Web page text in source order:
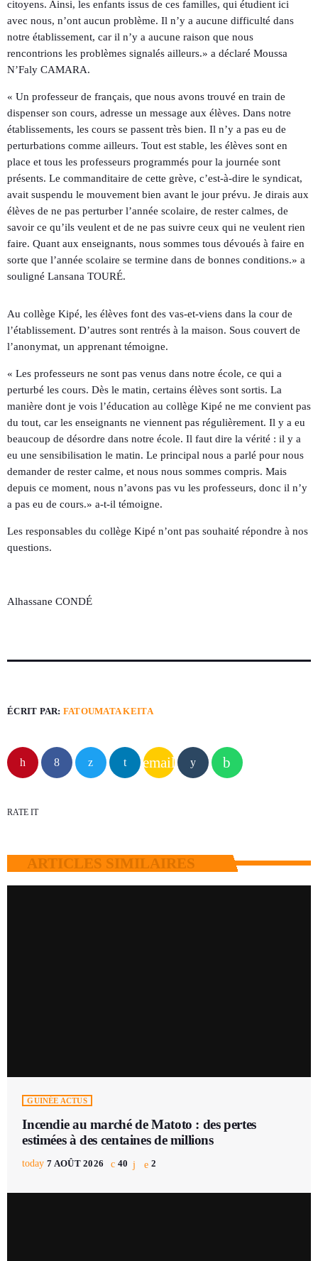
citoyens. Ainsi, les enfants issus de ces familles, qui étudient ici
avec nous, n’ont aucun problème. Il n’y a aucune difficulté dans
notre établissement, car il n’y a aucune raison que nous
rencontrions les problèmes signalés ailleurs.» a déclaré Moussa
N’Faly CAMARA.
« Un professeur de français, que nous avons trouvé en train de
dispenser son cours, adresse un message aux élèves. Dans notre
établissements, les cours se passent très bien. Il n’y a pas eu de
perturbations comme ailleurs. Tout est stable, les élèves sont en
place et tous les professeurs programmés pour la journée sont
présents. Le commanditaire de cette grève, c’est-à-dire le syndicat,
avait suspendu le mouvement bien avant le jour prévu. Je dirais aux
élèves de ne pas perturber l’année scolaire, de rester calmes, de
savoir ce qu’ils veulent et de ne pas suivre ceux qui ne veulent rien
faire. Quant aux enseignants, nous sommes tous dévoués à faire en
sorte que l’année scolaire se termine dans de bonnes conditions.» a
souligné Lansana TOURÉ.
Au collège Kipé, les élèves font des vas-et-viens dans la cour de
l’établissement. D’autres sont rentrés à la maison. Sous couvert de
l’anonymat, un apprenant témoigne.
« Les professeurs ne sont pas venus dans notre école, ce qui a
perturbé les cours. Dès le matin, certains élèves sont sortis. La
manière dont je vois l’éducation au collège Kipé ne me convient pas
du tout, car les enseignants ne viennent pas régulièrement. Il y a eu
beaucoup de désordre dans notre école. Il faut dire la vérité : il y a
eu une sensibilisation le matin. Le principal nous a parlé pour nous
demander de rester calme, et nous nous sommes compris. Mais
depuis ce moment, nous n’avons pas vu les professeurs, donc il n’y
a pas eu de cours.» a-t-il témoigne.
Les responsables du collège Kipé n’ont pas souhaité répondre à nos
questions.
Alhassane CONDÉ
ÉCRIT PAR: FATOUMATA KEITA
email
RATE IT
ARTICLES SIMILAIRES
GUINÉE ACTUS
Incendie au marché de Matoto : des pertes
estimées à des centaines de millions
today 7 AOÛT 2026 40 2